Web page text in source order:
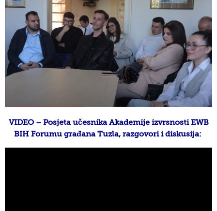
VIDEO – Posjeta učesnika Akademije izvrsnosti EWB
BIH Forumu građana Tuzla, razgovori i diskusija: